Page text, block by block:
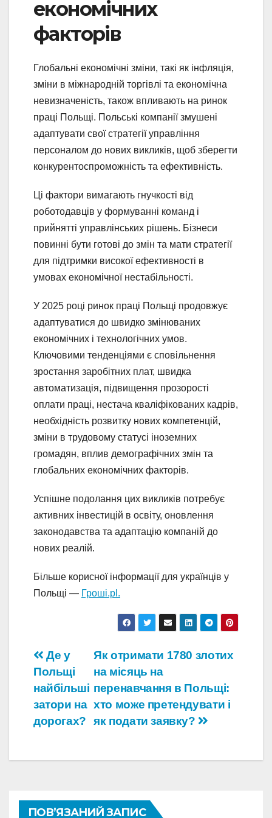
економічних
факторів
Глобальні економічні зміни, такі як інфляція,
зміни в міжнародній торгівлі та економічна
невизначеність, також впливають на ринок
праці Польщі. Польські компанії змушені
адаптувати свої стратегії управління
персоналом до нових викликів, щоб зберегти
конкурентоспроможність та ефективність.
Ці фактори вимагають гнучкості від
роботодавців у формуванні команд і
прийнятті управлінських рішень. Бізнеси
повинні бути готові до змін та мати стратегії
для підтримки високої ефективності в
умовах економічної нестабільності.
У 2025 році ринок праці Польщі продовжує
адаптуватися до швидко змінюваних
економічних і технологічних умов.
Ключовими тенденціями є сповільнення
зростання заробітних плат, швидка
автоматизація, підвищення прозорості
оплати праці, нестача кваліфікованих кадрів,
необхідність розвитку нових компетенцій,
зміни в трудовому статусі іноземних
громадян, вплив демографічних змін та
глобальних економічних факторів.
Успішне подолання цих викликів потребує
активних інвестицій в освіту, оновлення
законодавства та адаптацію компаній до
нових реалій.
Більше корисної інформації для українців у
Польщі — Гроші.pl.
Навігація
записів
Як отримати 1780 злотих
на місяць на
перенавчання в Польщі:
хто може претендувати і
як подати заявку?
Де у
Польщі
найбільші
затори на
дорогах?
ПОВ’ЯЗАНИЙ ЗАПИС